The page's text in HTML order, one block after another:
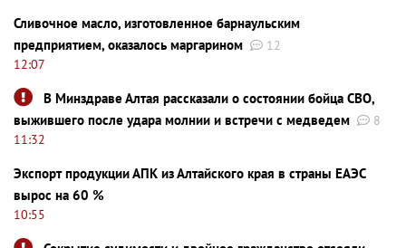
Сливочное масло, изготовленное барнаульским
предприятием, оказалось маргарином
12
12:07
В Минздраве Алтая рассказали о состоянии бойца СВО,
выжившего после удара молнии и встречи с медведем
8
11:32
Экспорт продукции АПК из Алтайского края в страны ЕАЭС
вырос на 60 %
10:55